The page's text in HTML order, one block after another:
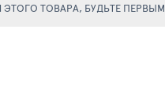
ТОВАРА, БУДЬТЕ